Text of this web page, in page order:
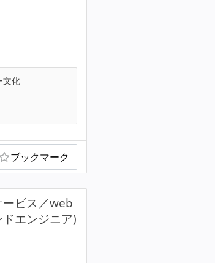
文化
ブックマーク
ービス／web
エンジニア)